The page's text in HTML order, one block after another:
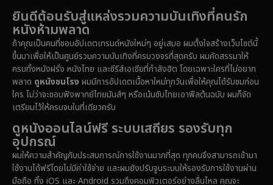
Detective สืบสวน
Disaster
Disney+ (5)
Documentary สารคดี (92)
Drama ดราม่า
Dystopian
Emotional (61)
1985
1983
1982
1981
1971
1962 1953
ยินดีต้อนรับสู่แหล่งรวมความบันเทิงที่คนรัก
หนังห้ามพลาด
ถ้าคุณเป็นคนที่ชอบอัปเดตเทรนด์หนังใหม่ๆ อยู่เสมอ ผมตั้งใจสร้างเว็บไซต์นี้
ขึ้นมาเพื่อให้เป็นศูนย์รวมความบันเทิงที่ครบวงจรที่สุดครับ ผมคัดสรรมาให้
ครบทั้งหนังฝรั่ง หนังไทย และซีรีส์เอเชียที่กำลังฮิต โดยเฉพาะใครที่ไม่อยาก
พลาด ดูหนังชนโรง ผมมีการอัปเดตเนื้อหาใหม่ทุกวันเพื่อให้คุณได้รับชมก่อน
ใคร ไม่ว่าจะชอบฟังพากย์ไทยมันส์ๆ หรือเน้นซับไทยเอาฟีลต้นฉบับ ผมก็จัด
เตรียมไว้ให้ครบจบในที่เดียวครับ
ดูหนังออนไลน์ฟรี ระบบเสถียร รองรับทุก
อุปกรณ์
ผมให้ความสำคัญกับประสบการณ์การใช้งานมากที่สุด ทุกคนจึงสามารถเข้ามา
ใช้งานได้ฟรีโดยไม่มีค่าใช้จ่าย และผมยังปรับจูนระบบให้รองรับการใช้งานผ่าน
มือถือ ทั้ง iOS และ Android รวมถึงคอมพิวเตอร์อย่างลื่นไหล คุณจะ